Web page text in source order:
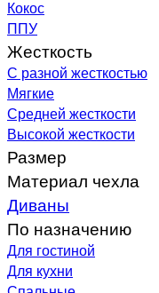
Кокос
ППУ
Жесткость
С разной жесткостью
Мягкие
Средней жесткости
Высокой жесткости
Размер
Материал чехла
Диваны
По назначению
Для гостиной
Для кухни